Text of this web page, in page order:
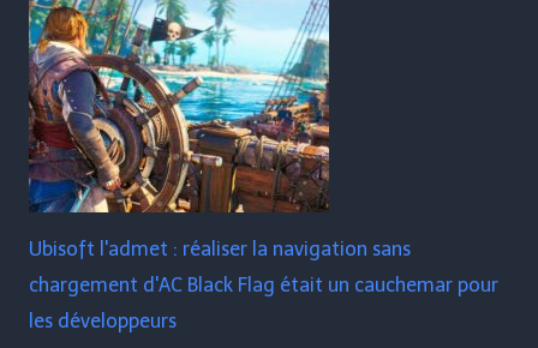
Ubisoft l'admet : réaliser la navigation sans
chargement d'AC Black Flag était un cauchemar pour
les développeurs